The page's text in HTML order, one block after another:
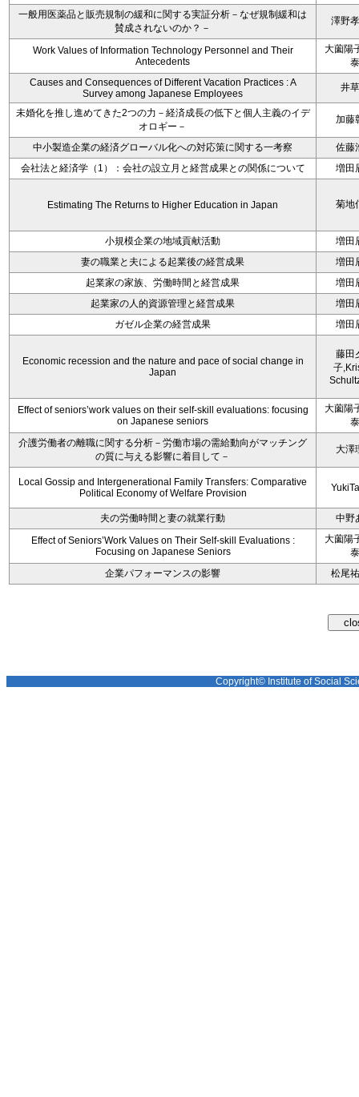
一般用医薬品と販売規制の緩和に関する実証分析－なぜ規制緩和は
賛成されないのか？－
澤野
Work Values of Information Technology Personnel and Their
Antecedents
大薗陽
泰
Causes and Consequences of Different Vacation Practices : A
Survey among Japanese Employees
井
未婚化を推し進めてきた2つの力－経済成長の低下と個人主義のイデ
オロギー－
加藤
中小製造企業の経済グローバル化への対応策に関する一考察
佐藤
会社法と経済学（1）：会社の設立月と経営成果との関係について
増田
Estimating The Returns to Higher Education in Japan 菊地
小規模企業の地域貢献活動
増田
妻の職業と夫による起業後の経営成果
増田
起業家の家族、労働時間と経営成果
増田
起業家の人的資源管理と経営成果
増田
ガゼル企業の経営成果
増田
Economic recession and the nature and pace of social change in
Japan
藤田
子
Effect of seniors’work values on their self-skill evaluations: focusing
on Japanese seniors
大薗陽
泰
介護労働者の離職に関する分析－労働市場の需給動向がマッチング
の質に与える影響に着目して－
大澤
Local Gossip and Intergenerational Family Transfers: Comparative
Political Economy of Welfare Provision
夫の労働時間と妻の就業行動
中野
Effect of Seniors’Work Values on Their Self-skill Evaluations :
Focusing on Japanese Seniors
大薗陽
泰
企業パフォーマンスの影響
松尾
Copyright© Institute of Social